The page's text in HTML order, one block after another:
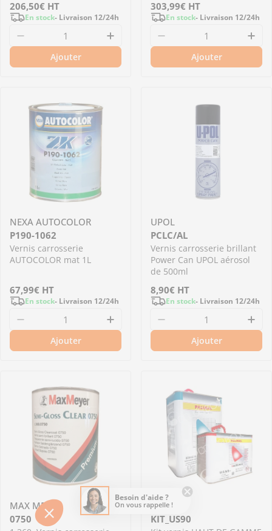
Prix
régulier
206,50€ HT
En stock- Livraison 12/24h
Diminuer la quantité pourAugmenter la quantité pour
Ajouter
Prix
régulier
303,99€ HT
En stock- Livraison 12/24h
Diminuer la quantité
Ajouter
NEXA AUTOCOLOR
P190-1062
Vernis carrosserie
AUTOCOLOR mat 1L
Prix
régulier
67,99€ HT
En stock- Livraison 12/24h
Diminuer la quantité pour P190-1062 - Vernis
Augmenter la quantité pour
Ajouter
UPOL
PCLC/AL
Vernis carrosserie brillant
Power Can UPOL aérosol
de 500ml
Prix
régulier
8,90€ HT
En stock- Livraison 12/24h
Diminuer la
Ajouter
MAX MEYER
0750
PALINAL
KIT_US90
Besoin d'aide ?
On vous rappelle !